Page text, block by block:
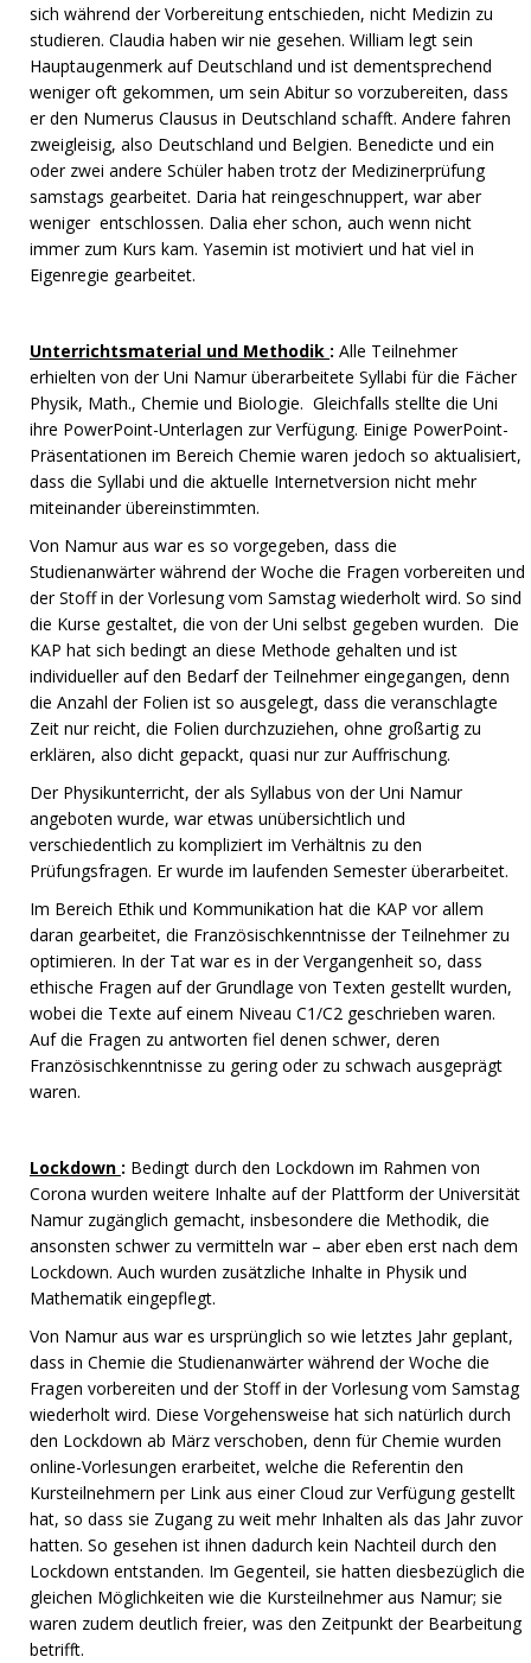
sich während der Vorbereitung entschieden, nicht Medizin zu
studieren. Claudia haben wir nie gesehen. William legt sein
Hauptaugenmerk auf Deutschland und ist dementsprechend
weniger oft gekommen, um sein Abitur so vorzubereiten, dass
er den Numerus Clausus in Deutschland schafft. Andere fahren
zweigleisig, also Deutschland und Belgien. Benedicte und ein
oder zwei andere Schüler haben trotz der Medizinerprüfung
samstags gearbeitet. Daria hat reingeschnuppert, war aber
weniger entschlossen. Dalia eher schon, auch wenn nicht
immer zum Kurs kam. Yasemin ist motiviert und hat viel in
Eigenregie gearbeitet.
Unterrichtsmaterial und Methodik : Alle Teilnehmer
erhielten von der Uni Namur überarbeitete Syllabi für die Fächer
Physik, Math., Chemie und Biologie. Gleichfalls stellte die Uni
ihre PowerPoint-Unterlagen zur Verfügung. Einige PowerPoint-
Präsentationen im Bereich Chemie waren jedoch so aktualisiert,
dass die Syllabi und die aktuelle Internetversion nicht mehr
miteinander übereinstimmten.
Von Namur aus war es so vorgegeben, dass die
Studienanwärter während der Woche die Fragen vorbereiten und
der Stoff in der Vorlesung vom Samstag wiederholt wird. So sind
die Kurse gestaltet, die von der Uni selbst gegeben wurden. Die
KAP hat sich bedingt an diese Methode gehalten und ist
individueller auf den Bedarf der Teilnehmer eingegangen, denn
die Anzahl der Folien ist so ausgelegt, dass die veranschlagte
Zeit nur reicht, die Folien durchzuziehen, ohne großartig zu
erklären, also dicht gepackt, quasi nur zur Auffrischung.
Der Physikunterricht, der als Syllabus von der Uni Namur
angeboten wurde, war etwas unübersichtlich und
verschiedentlich zu kompliziert im Verhältnis zu den
Prüfungsfragen. Er wurde im laufenden Semester überarbeitet.
Im Bereich Ethik und Kommunikation hat die KAP vor allem
daran gearbeitet, die Französischkenntnisse der Teilnehmer zu
optimieren. In der Tat war es in der Vergangenheit so, dass
ethische Fragen auf der Grundlage von Texten gestellt wurden,
wobei die Texte auf einem Niveau C1/C2 geschrieben waren.
Auf die Fragen zu antworten fiel denen schwer, deren
Französischkenntnisse zu gering oder zu schwach ausgeprägt
waren.
Lockdown : Bedingt durch den Lockdown im Rahmen von
Corona wurden weitere Inhalte auf der Plattform der Universität
Namur zugänglich gemacht, insbesondere die Methodik, die
ansonsten schwer zu vermitteln war – aber eben erst nach dem
Lockdown. Auch wurden zusätzliche Inhalte in Physik und
Mathematik eingepflegt.
Von Namur aus war es ursprünglich so wie letztes Jahr geplant,
dass in Chemie die Studienanwärter während der Woche die
Fragen vorbereiten und der Stoff in der Vorlesung vom Samstag
wiederholt wird. Diese Vorgehensweise hat sich natürlich durch
den Lockdown ab März verschoben, denn für Chemie wurden
online-Vorlesungen erarbeitet, welche die Referentin den
Kursteilnehmern per Link aus einer Cloud zur Verfügung gestellt
hat, so dass sie Zugang zu weit mehr Inhalten als das Jahr zuvor
hatten. So gesehen ist ihnen dadurch kein Nachteil durch den
Lockdown entstanden. Im Gegenteil, sie hatten diesbezüglich die
gleichen Möglichkeiten wie die Kursteilnehmer aus Namur; sie
waren zudem deutlich freier, was den Zeitpunkt der Bearbeitung
betrifft.